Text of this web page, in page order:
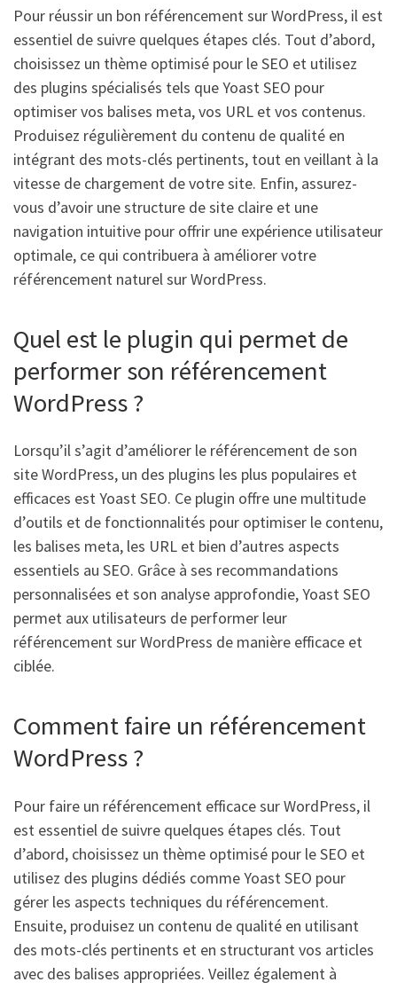
Pour réussir un bon référencement sur WordPress, il est
essentiel de suivre quelques étapes clés. Tout d’abord,
choisissez un thème optimisé pour le SEO et utilisez
des plugins spécialisés tels que Yoast SEO pour
optimiser vos balises meta, vos URL et vos contenus.
Produisez régulièrement du contenu de qualité en
intégrant des mots-clés pertinents, tout en veillant à la
vitesse de chargement de votre site. Enfin, assurez-
vous d’avoir une structure de site claire et une
navigation intuitive pour offrir une expérience utilisateur
optimale, ce qui contribuera à améliorer votre
référencement naturel sur WordPress.
Quel est le plugin qui permet de
performer son référencement
WordPress ?
Lorsqu’il s’agit d’améliorer le référencement de son
site WordPress, un des plugins les plus populaires et
efficaces est Yoast SEO. Ce plugin offre une multitude
d’outils et de fonctionnalités pour optimiser le contenu,
les balises meta, les URL et bien d’autres aspects
essentiels au SEO. Grâce à ses recommandations
personnalisées et son analyse approfondie, Yoast SEO
permet aux utilisateurs de performer leur
référencement sur WordPress de manière efficace et
ciblée.
Comment faire un référencement
WordPress ?
Pour faire un référencement efficace sur WordPress, il
est essentiel de suivre quelques étapes clés. Tout
d’abord, choisissez un thème optimisé pour le SEO et
utilisez des plugins dédiés comme Yoast SEO pour
gérer les aspects techniques du référencement.
Ensuite, produisez un contenu de qualité en utilisant
des mots-clés pertinents et en structurant vos articles
avec des balises appropriées. Veillez également à